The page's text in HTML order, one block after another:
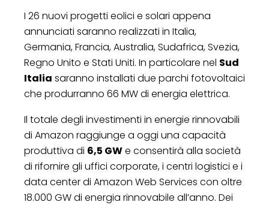
I 26 nuovi progetti eolici e solari appena
annunciati saranno realizzati in Italia,
Germania, Francia, Australia, Sudafrica, Svezia,
Regno Unito e Stati Uniti. In particolare nel Sud
Italia saranno installati due parchi fotovoltaici
che produrranno 66 MW di energia elettrica.
Il totale degli investimenti in energie rinnovabili
di Amazon raggiunge a oggi una capacità
produttiva di 6,5 GWe consentirà alla società
di rifornire gli uffici corporate, i centri logistici e i
data center di Amazon Web Services con oltre
18.000 GW di energia rinnovabile all’anno. Dei